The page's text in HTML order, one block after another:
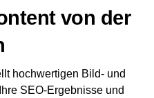
von der
hoch­wer­ti­gen Bild- und
SEO-Ergeb­nis­se und